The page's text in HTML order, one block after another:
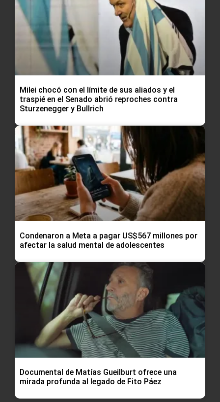
Milei chocó con el límite de sus aliados y el
traspié en el Senado abrió reproches contra
Sturzenegger y Bullrich
Condenaron a Meta a pagar US$567 millones por
afectar la salud mental de adolescentes
Documental de Matías Gueilburt ofrece una
mirada profunda al legado de Fito Páez